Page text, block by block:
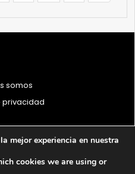
somos
privacidad
los derechos reservados
mejor experiencia en nuestra
cookies we are using or